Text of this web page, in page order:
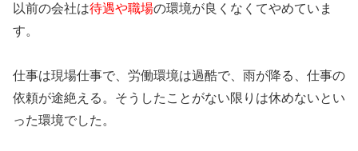
以前の会社は待遇や職場の環境が良くなくてやめていま
す。
仕事は現場仕事で、労働環境は過酷で、雨が降る、仕事の
依頼が途絶える。そうしたことがない限りは休めないとい
った環境でした。